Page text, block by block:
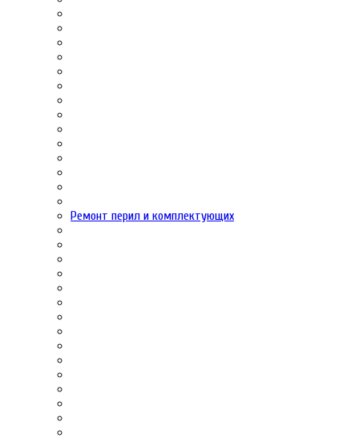
Ремонт перил и комплектующих